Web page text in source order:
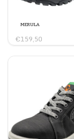
MERULA
€159,50